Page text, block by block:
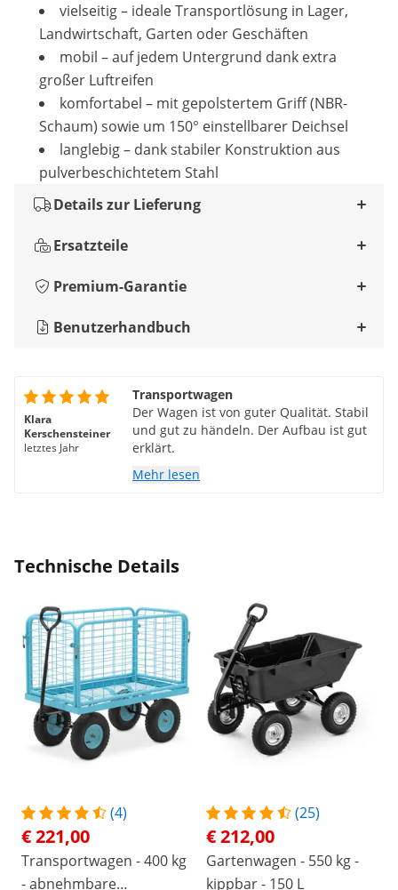
vielseitig – ideale Transportlösung in Lager,
Landwirtschaft, Garten oder Geschäften
mobil – auf jedem Untergrund dank extra
großer Luftreifen
komfortabel – mit gepolstertem Griff (NBR-
Schaum) sowie um 150° einstellbarer Deichsel
langlebig – dank stabiler Konstruktion aus
pulverbeschichtetem Stahl
Details zur Lieferung
Ersatzteile
Premium-Garantie
Benutzerhandbuch
Klara
Kerschensteiner
letztes Jahr
Transportwagen
Der Wagen ist von guter Qualität. Stabil
und gut zu händeln. Der Aufbau ist gut
erklärt.
Mehr lesen
Technische Details
(4)
€ 221,00
Transportwagen - 400 kg
- abnehmbare
(25)
€ 212,00
Gartenwagen - 550 kg -
kippbar - 150 L